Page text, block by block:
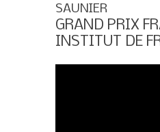
SAUNIER
GRAND PRIX
INSTITUT DE